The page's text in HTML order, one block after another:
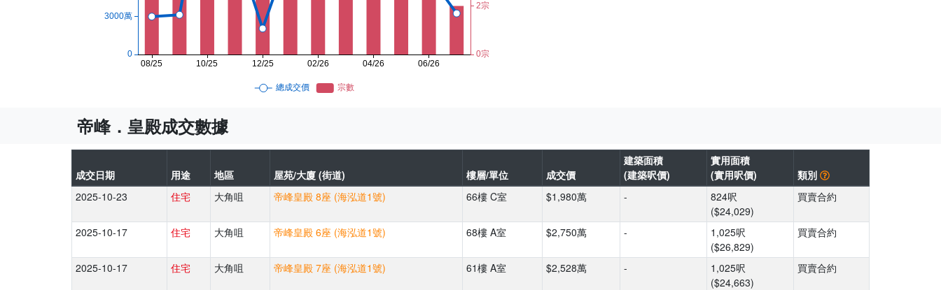
帝峰．皇殿成交數據
成交日期 用途 地區 屋苑/大廈 (街道) 樓層/單位 成交價
建築面積
(建築呎價)
實用面積
(實用呎價)
類別
2025-10-23
住宅 大角咀 帝峰皇殿 8座 (海泓道1號) 66樓 C室 $1,980萬 -
824呎
($24,029)
買賣合約
2025-10-17 住宅 大角咀 帝峰皇殿 6座 (海泓道1號) 68樓 A室 $2,750萬 -
1,025呎
($26,829)
買賣合約
2025-10-17 住宅 大角咀 帝峰皇殿 7座 (海泓道1號) 61樓 A室 $2,528萬 -
1,025呎
($24,663)
買賣合約